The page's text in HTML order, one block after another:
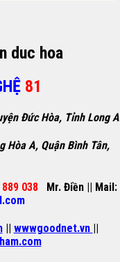
duc hoa
81
Đức Hòa, Tỉnh Long
Hòa A, Quận Bình Tân,
889 038 Mr. Điền || Mail:
|| wwwgoodnet.vn ||